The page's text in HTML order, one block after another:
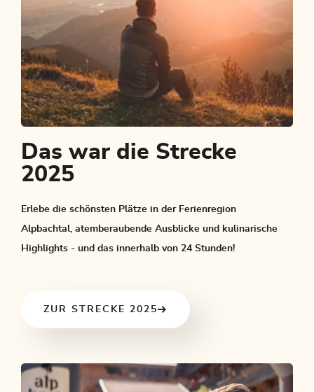
Das war die Strecke
2025
Erlebe die schönsten Plätze in der Ferienregion
Alpbachtal, atemberaubende Ausblicke und kulinarische
Highlights - und das innerhalb von 24 Stunden!
ZUR STRECKE 2025